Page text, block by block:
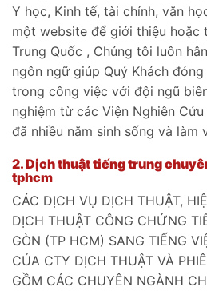
Y học, Kinh tế, tài chính, văn
một website để giới thiệu hoặc
Trung Quốc , Chúng tôi luôn
ngôn ngữ giúp Quý Khách
trong công việc với đội ngũ
nghiệm từ các Viện Nghiên
đã nhiều năm sinh sống và làm
2.Dịch thuật tiếng trung
tphcm
CÁC DỊCH VỤ DỊCH THUẬT,
DỊCH THUẬT CÔNG CHỨNG
GÒN (TP HCM) SANG TIẾNG
CỦA CTY DỊCH THUẬT VÀ
GỒM CÁC CHUYÊN NGÀNH